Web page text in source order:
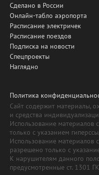
Сделано в России
Онлайн-табло аэропорта
Расписание электричек
Расписание поездов
Подписка на новости
Спецпроекты
Наглядно
Политика
Сайт содержит материалы,
и средства
Использование материалов
только с указанием
Использование материалов
разрешено только с
К нарушителям данного
предусмотренные ст. 1301